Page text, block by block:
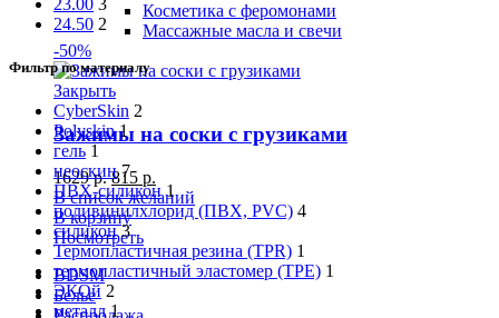
Косметика с феромонами
Массажные масла и свечи
-50%
Закрыть
Зажимы на соски с грузиками
1629р. 815 р.
В список желаний
В корзину
Посмотреть
BDSM
Белье
23.00 3
24.50 2
Фильтр по материалу
CyberSkin 2
Polyskin 1
гель 1
неоскин 7
ПВХ-силикон 1
поливинилхлорид (ПВХ, PVC) 4
силикон 3
Термопластичная резина (TPR) 1
термопластичный эластомер (TPE) 1
ЭКОй 2
металл 1